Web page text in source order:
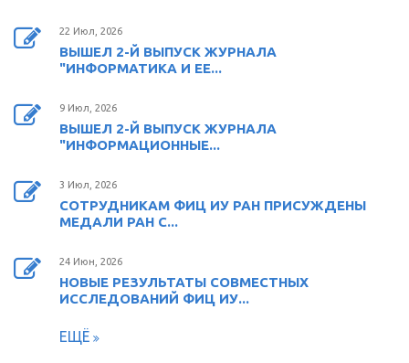
22 Июл, 2026
ВЫШЕЛ 2-Й ВЫПУСК ЖУРНАЛА
"ИНФОРМАТИКА И ЕЕ...
9 Июл, 2026
ВЫШЕЛ 2-Й ВЫПУСК ЖУРНАЛА
"ИНФОРМАЦИОННЫЕ...
3 Июл, 2026
СОТРУДНИКАМ ФИЦ ИУ РАН ПРИСУЖДЕНЫ
МЕДАЛИ РАН С...
24 Июн, 2026
НОВЫЕ РЕЗУЛЬТАТЫ СОВМЕСТНЫХ
ИССЛЕДОВАНИЙ ФИЦ ИУ...
ЕЩЁ